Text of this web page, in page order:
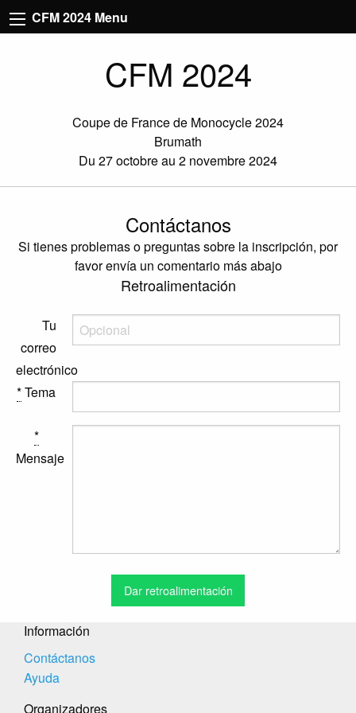
CFM 2024 Menu
CFM 2024
Coupe de France de Monocycle 2024
Brumath
Du 27 octobre au 2 novembre 2024
Contáctanos
Si tienes problemas o preguntas sobre la inscripción, por
favor envía un comentario más abajo
Retroalimentación
Tu
correo
electrónico
*Tema
*
Mensaje
Información
Contáctanos
Ayuda
Organizadores